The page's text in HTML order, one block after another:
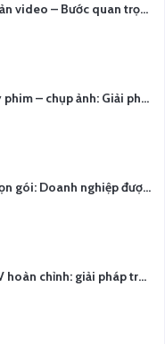
Dịch vụ viết kịch bản video – Bước quan trọng quyết định thành công nội dung
Thuê thiết bị quay phim – chụp ảnh: Giải pháp tối ưu chi phí cho doanh nghiệp
Tổ chức sự kiện trọn gói: Doanh nghiệp được gì khi chọn đơn vị chuyên nghiệp?
Từ ý tưởng đến MV hoàn chỉnh: giải pháp trọn gói tại YCN Media